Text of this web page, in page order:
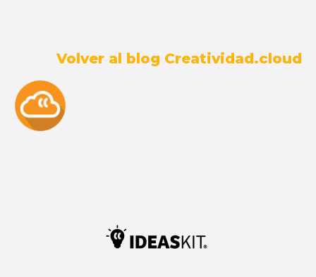
Volver al blog Creatividad.cloud